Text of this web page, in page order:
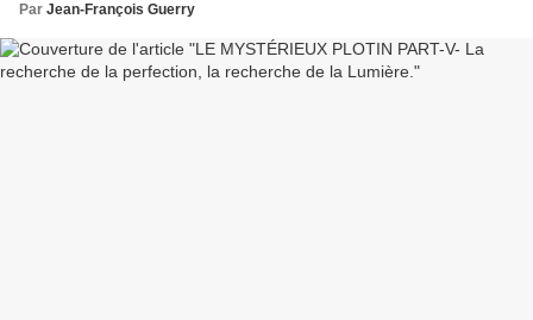
Par Jean-François Guerry